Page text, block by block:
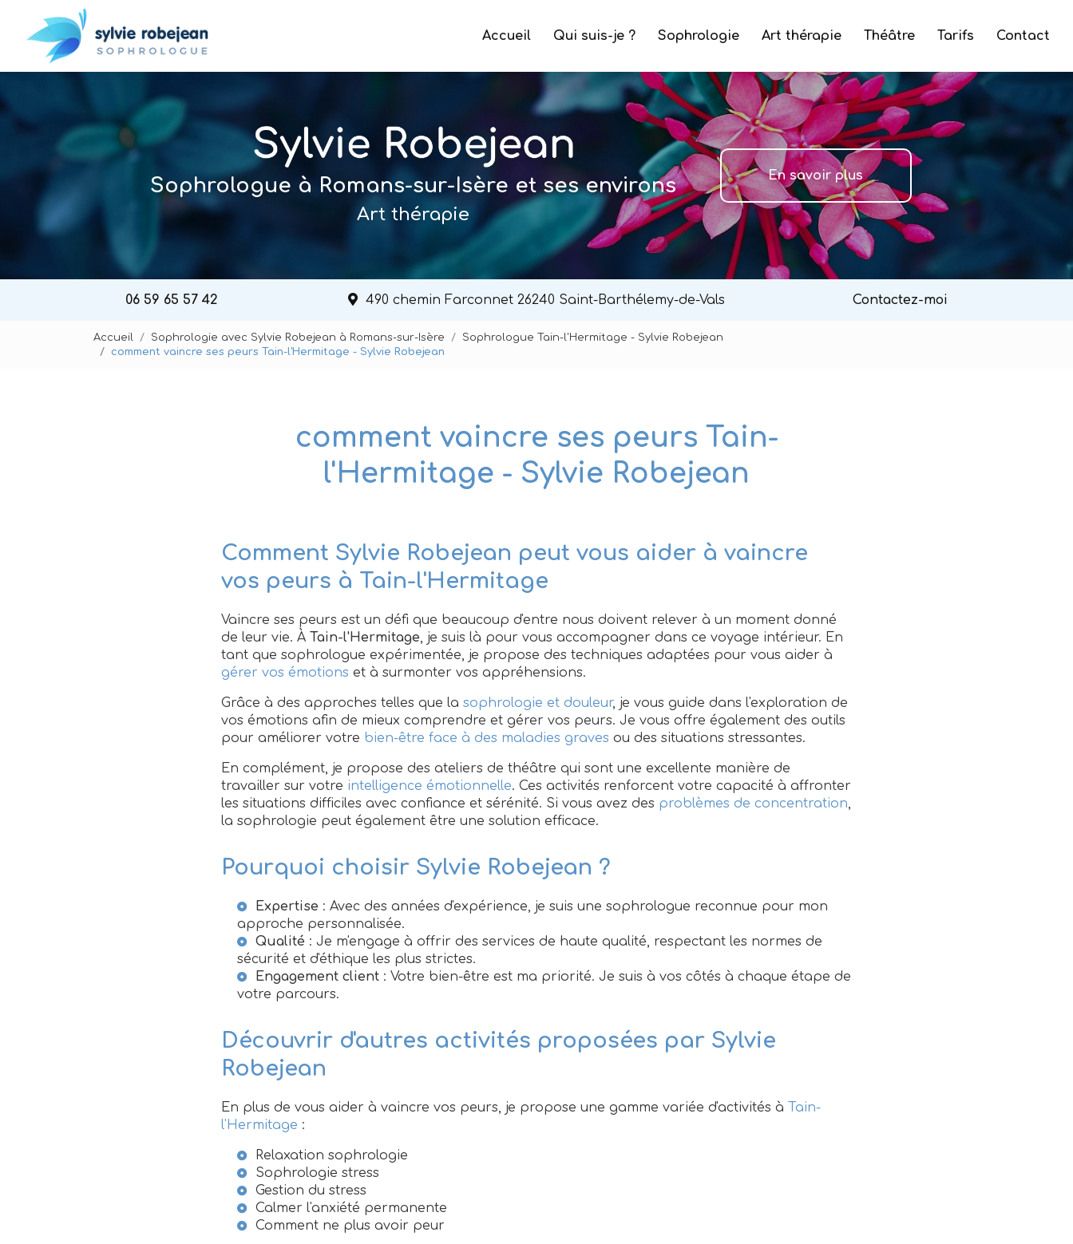
contenu
principal
Accueil
Qui suis-je ? Sophrologie Art thérapie Théâtre Tarifs Contact
Sophrologue à Romans-sur-Isère et ses environs
Art thérapie
En savoir plus
06 59 65 57 42 490 chemin Farconnet 26240 Saint-Barthélemy-de-Vals Contactez-moi
Accueil Sophrologie avec Sylvie Robejean à Romans-sur-Isère
Sophrologue Tain-l'Hermitage - Sylvie Robejean
comment vaincre ses peurs Tain-l'Hermitage - Sylvie Robejean
comment vaincre ses peurs Tain-
l'Hermitage - Sylvie Robejean
Comment Sylvie Robejean peut vous aider à vaincre
vos peurs à Tain-l'Hermitage
Vaincre ses peurs est un défi que beaucoup d'entre nous doivent relever à un moment donné
de leur vie. À Tain-l'Hermitage, je suis là pour vous accompagner dans ce voyage intérieur. En
tant que sophrologue expérimentée, je propose des techniques adaptées pour vous aider à
gérer vos émotions et à surmonter vos appréhensions.
Grâce à des approches telles que la sophrologie et douleur, je vous guide dans l'exploration de
vos émotions afin de mieux comprendre et gérer vos peurs. Je vous offre également des outils
pour améliorer votre bien-être face à des maladies graves ou des situations stressantes.
En complément, je propose des ateliers de théâtre qui sont une excellente manière de
travailler sur votre intelligence émotionnelle. Ces activités renforcent votre capacité à affronter
les situations difficiles avec confiance et sérénité. Si vous avez des problèmes de concentration,
la sophrologie peut également être une solution efficace.
Pourquoi choisir Sylvie Robejean ?
Expertise : Avec des années d'expérience, je suis une sophrologue reconnue pour mon
approche personnalisée.
Qualité : Je m'engage à offrir des services de haute qualité, respectant les normes de
sécurité et d'éthique les plus strictes.
Engagement client : Votre bien-être est ma priorité. Je suis à vos côtés à chaque étape de
votre parcours.
Découvrir d'autres activités proposées par Sylvie
Robejean
En plus de vous aider à vaincre vos peurs, je propose une gamme variée d'activités à Tain-
l'Hermitage :
Relaxation sophrologie
Sophrologie stress
Gestion du stress
Calmer l'anxiété permanente
Comment ne plus avoir peur